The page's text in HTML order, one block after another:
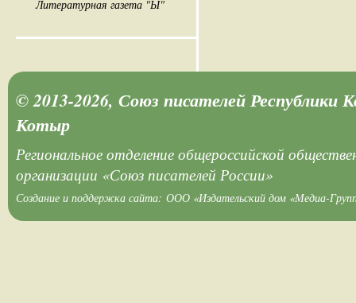
Литературная газета "Ы"
© 2013-2026, Союз писателей Республики
Котыр
Региональное отделение общероссийской
организации «Союз писателей России»
Создание и поддержка сайта: ООО «Издательский дом «Медиа-